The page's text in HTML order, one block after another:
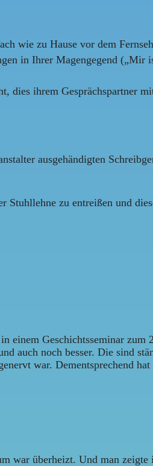
wie zu Hause vor dem
in Ihrer Magengegend
dies ihrem Gesprächspartner
ausgehändigten
zu entreißen und
einem Geschichtsseminar zum
auch noch besser. Die sind
war. Dementsprechend
war überheizt. Und man